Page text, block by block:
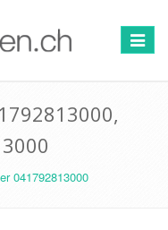
Toggle
041792813000